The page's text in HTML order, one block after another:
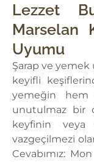
Lezzet
Marselan
Uyumu
Şarap ve yemek
keyifli
yemeğin hem
unutulmaz bir
keyfinin veya
vazgeçilmezi
Cevabımız: